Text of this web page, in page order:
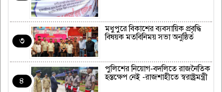
৩
মধুপুরে বিকাশের ব্যবসায়িক প্রবৃদ্ধি
বিষয়ক মতবিনিময় সভা অনুষ্ঠিত
৪
পুলিশের নিয়োগ-বদলিতে রাজনৈতিক
হস্তক্ষেপ নেই -রাজশাহীতে স্বরাষ্ট্রমন্ত্রী